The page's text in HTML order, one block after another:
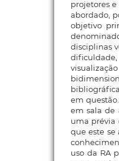
projetores
abordado,
objetivo
disciplinas
em
em sala de
uma prévia
que este se
uso da RA